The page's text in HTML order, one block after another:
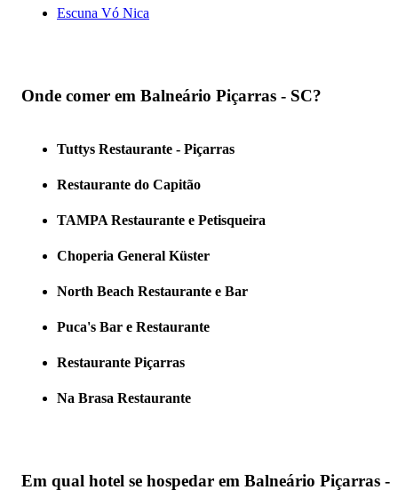
Escuna Vó Nica
Onde comer em Balneário Piçarras - SC?
Tuttys Restaurante - Piçarras
Restaurante do Capitão
TAMPA Restaurante e Petisqueira
Choperia General Küster
North Beach Restaurante e Bar
Puca's Bar e Restaurante
Restaurante Piçarras
Na Brasa Restaurante
Em qual hotel se hospedar em Balneário Piçarras -